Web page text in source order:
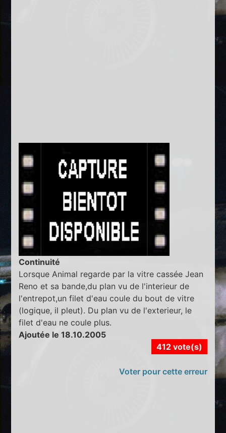
Continuité
Lorsque Animal regarde par la vitre cassée Jean
Reno et sa bande,du plan vu de l'interieur de
l'entrepot,un filet d'eau coule du bout de vitre
(logique, il pleut). Du plan vu de l'exterieur, le
filet d'eau ne coule plus.
Ajoutée le 18.10.2005
412 vote(s)
Voter pour cette erreur